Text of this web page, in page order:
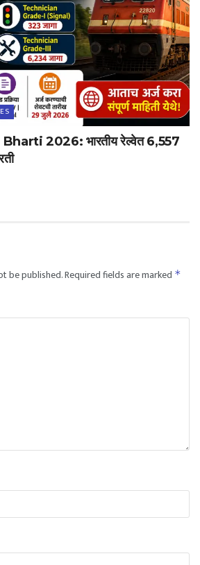
2026: भारतीय रेल्वेत 6,557
be published.Required fields are marked *